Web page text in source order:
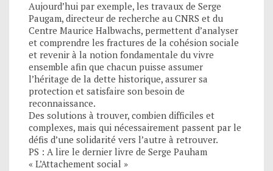
Aujourd’hui par exemple, les travaux de Serge
Paugam, directeur de recherche au CNRS et du
Centre Maurice Halbwachs, permettent d’analyser
et comprendre les fractures de la cohésion sociale
et revenir à la notion fondamentale du vivre
ensemble afin que chacun puisse assumer
l’héritage de la dette historique, assurer sa
protection et satisfaire son besoin de
reconnaissance.
Des solutions à trouver, combien difficiles et
complexes, mais qui nécessairement passent par le
défis d’une solidarité vers l’autre à retrouver.
PS : A lire le dernier livre de Serge Pauham
« L’Attachement social »